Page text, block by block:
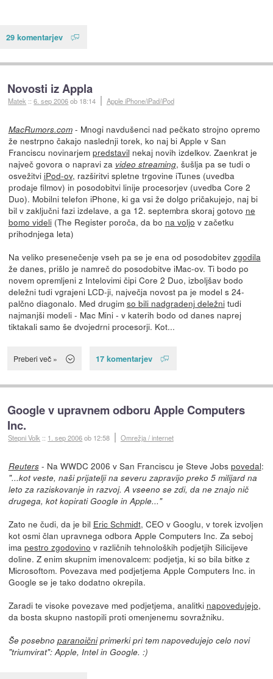
29 komentarjev
Novosti iz Appla
Matek ::6. sep 2006ob 18:14 Apple iPhone/iPad/iPod
MacRumors.com- Mnogi navdušenci nad pečkato strojno opremo
že nestrpno čakajo naslednji torek, ko naj bi Apple v San
Franciscu novinarjem predstavil nekaj novih izdelkov. Zaenkrat je
največ govora o napravi za video streaming, šušlja pa se tudi o
osvežitvi iPod-ov, razširitvi spletne trgovine iTunes (uvedba
prodaje filmov) in posodobitvi linije procesorjev (uvedba Core 2
Duo). Mobilni telefon iPhone, ki ga vsi že dolgo pričakujejo, naj bi
bil v zaključni fazi izdelave, a ga 12. septembra skoraj gotovo ne
bomo videli(The Register poroča, da bo na voljo v začetku
prihodnjega leta)
Na veliko presenečenje vseh pa se je ena od posodobitev zgodila
že danes, prišlo je namreč do posodobitve iMac-ov. Ti bodo po
novem opremljeni z Intelovimi čipi Core 2 Duo, izboljšav bodo
deležni tudi vgrajeni LCD-ji, največja novost pa je model s 24-
palčno diagonalo. Med drugim so bili nadgradenj deležnitudi
najmanjši modeli - Mac Mini - v katerih bodo od danes naprej
tiktakali samo še dvojedrni procesorji. Kot...
Preberi več » 17 komentarjev
Google v upravnem odboru Apple Computers
Inc.
Stepni Volk :: 1. sep 2006ob 12:58 Omrežja / internet
Reuters- Na WWDC 2006 v San Franciscu je Steve Jobs povedal:
"...kot veste, naši prijatelji na severu zapravijo preko 5 milijard na
leto za raziskovanje in razvoj. A vseeno se zdi, da ne znajo nič
drugega, kot kopirati Google in Apple..."
Zato ne čudi, da je bil Eric Schmidt, CEO v Googlu, v torek izvoljen
kot osmi član upravnega odbora Apple Computers Inc. Za seboj
ima pestro zgodovino v različnih tehnoloških podjetjih Silicijeve
doline. Z enim skupnim imenovalcem: podjetja, ki so bila bitke z
Microsoftom. Povezava med podjetjema Apple Computers Inc. in
Google se je tako dodatno okrepila.
Zaradi te visoke povezave med podjetjema, analitki napovedujejo,
da bosta skupno nastopili proti omenjenemu sovražniku.
Še posebno paranoičniprimerki pri tem napovedujejo celo novi
"triumvirat": Apple, Intel in Google. :)